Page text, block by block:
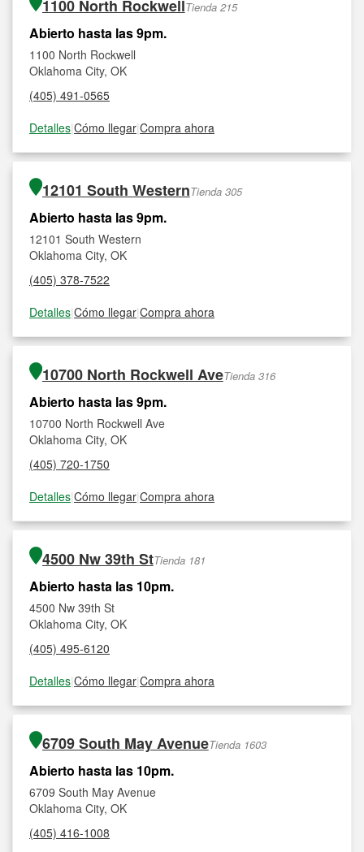
1100 North RockwellTienda 215
Abierto hasta las 9pm.
1100 North Rockwell
Oklahoma City, OK
(405) 491-0565
Detalles|Cómo llegar|Compra ahora
12101 South WesternTienda 305
Abierto hasta las 9pm.
12101 South Western
Oklahoma City, OK
(405) 378-7522
Detalles|Cómo llegar|Compra ahora
10700 North Rockwell AveTienda 316
Abierto hasta las 9pm.
10700 North Rockwell Ave
Oklahoma City, OK
(405) 720-1750
Detalles|Cómo llegar|Compra ahora
4500 Nw 39th StTienda 181
Abierto hasta las 10pm.
4500 Nw 39th St
Oklahoma City, OK
(405) 495-6120
Detalles|Cómo llegar|Compra ahora
6709 South May AvenueTienda 1603
Abierto hasta las 10pm.
6709 South May Avenue
Oklahoma City, OK
(405) 416-1008